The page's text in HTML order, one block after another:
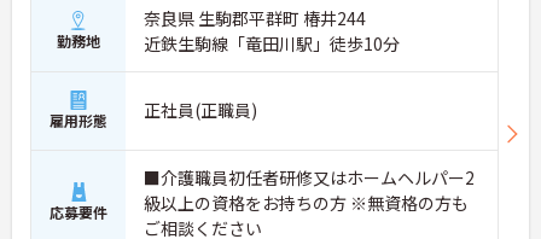
勤務地
奈良県 生駒郡平群町 椿井244
近鉄生駒線「竜田川駅」徒歩10分
雇用形態 正社員(正職員)
応募要件
■介護職員初任者研修又はホームヘルパー2
級以上の資格をお持ちの方 ※無資格の方も
ご相談ください